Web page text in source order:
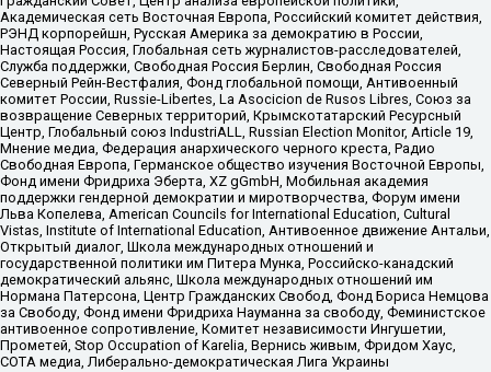
Академическая сеть Восточная Европа, Российский комитет действия,
РЭНД корпорейшн, Русская Америка за демократию в России,
Настоящая Россия, Глобальная сеть журналистов-расследователей,
Служба поддержки, Свободная Россия Берлин, Свободная Россия
Северный Рейн-Вестфалия, Фонд глобальной помощи, Антивоенный
комитет России, Russie-Libertes, La Asocicion de Rusos Libres, Союз за
возвращение Северных территорий, Крымскотатарский Ресурсный
Центр, Глобальный союз IndustriALL, Russian Election Monitor, Article 19,
Мнение медиа, Федерация анархического черного креста, Радио
Свободная Европа, Германское общество изучения Восточной Европы,
Фонд имени Фридриха Эберта, XZ gGmbH, Мобильная академия
поддержки гендерной демократии и миротворчества, Форум имени
Льва Копелева, American Councils for International Education, Cultural
Vistas, Institute of International Education, Антивоенное движение Антальи,
Открытый диалог, Школа международных отношений и
государственной политики им Питера Мунка, Российско-канадский
демократический альянс, Школа международных отношений им
Нормана Патерсона, Центр Гражданских Свобод, Фонд Бориса Немцова
за Свободу, Фонд имени Фридриха Науманна за свободу, Феминистское
антивоенное сопротивление, Комитет независимости Ингушетии,
Прометей, Stop Occupation of Karelia, Вернись живым, Фридом Хаус,
СОТА медиа, Либерально-демократическая Лига Украины